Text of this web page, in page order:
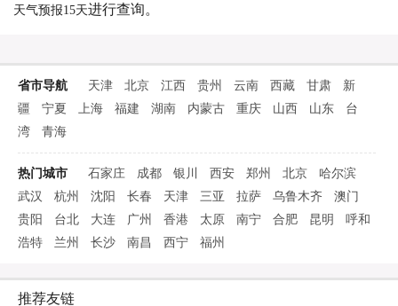
天气预报15天进行查询。
省市导航 天津 北京 江西 贵州 云南 西藏 甘肃
新
疆
宁夏 上海 福建 湖南 内蒙古 重庆 山西 山东
台
湾
青海
热门城市 石家庄 成都 银川 西安 郑州 北京
哈尔滨
武汉
杭州 沈阳 长春 天津 三亚 拉萨 乌鲁木齐
澳门
贵阳
台北 大连 广州 香港 太原 南宁 合肥 昆明
呼和
浩特
兰州 长沙 南昌 西宁 福州
推荐友链